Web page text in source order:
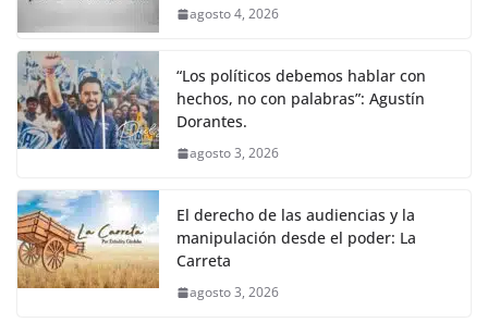
agosto 4, 2026
“Los políticos debemos hablar con
hechos, no con palabras”: Agustín
Dorantes.
agosto 3, 2026
El derecho de las audiencias y la
manipulación desde el poder: La
Carreta
agosto 3, 2026